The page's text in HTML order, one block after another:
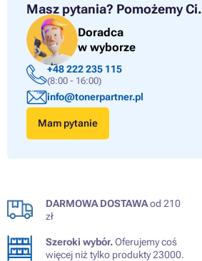
Masz pytania? Pomożemy Ci.
Doradca
w wyborze
+48 222 235 115
(8:00 - 16:00)
info@tonerpartner.pl
Mam pytanie
DARMOWA DOSTAWAod 210
zł
Szeroki wybór.Oferujemy coś
więcej niż tylko produkty 23000.